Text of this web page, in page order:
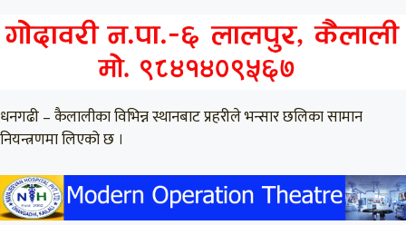
धनगढी – कैलालीका विभिन्न स्थानबाट प्रहरीले भन्सार छलिका सामान
नियन्त्रणमा लिएको छ ।